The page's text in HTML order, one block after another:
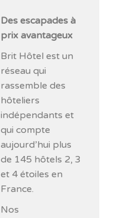
Des escapades à
prix avantageux
Brit Hôtel est un
réseau qui
rassemble des
hôteliers
indépendants et
qui compte
aujourd’hui plus
de 145 hôtels 2, 3
et 4 étoiles en
France.
Nos